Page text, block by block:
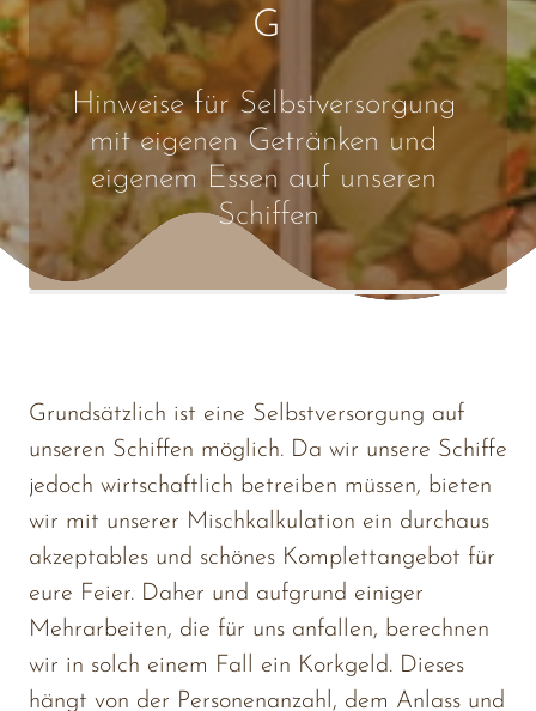
G
Hinweise für
mit eigenen Getränken
eigenem Essen auf
Schiffen
Grundsätzlich ist eine Selbstversorgung
unseren Schiffen möglich. Da wir unsere
jedoch wirtschaftlich betreiben müssen,
wir mit unserer Mischkalkulation ein
akzeptables und schönes Komplettangebot
eure Feier. Daher und aufgrund
Mehrarbeiten, die für uns anfallen,
wir in solch einem Fall ein Korkgeld.
hängt von der Personenanzahl, dem Anlass